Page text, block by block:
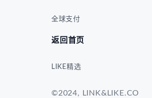
全球支付
返回首页
LIKE精选
©2024, LINK&LIKE.CO